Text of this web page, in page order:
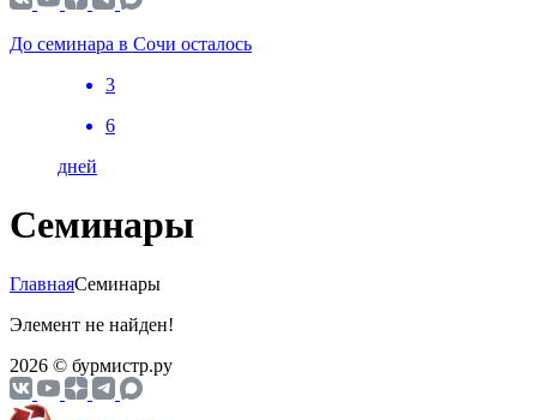
До семинара в Сочи осталось
3
6
дней
Семинары
ГлавнаяСеминары
Элемент не найден!
2026 © бурмистр.ру